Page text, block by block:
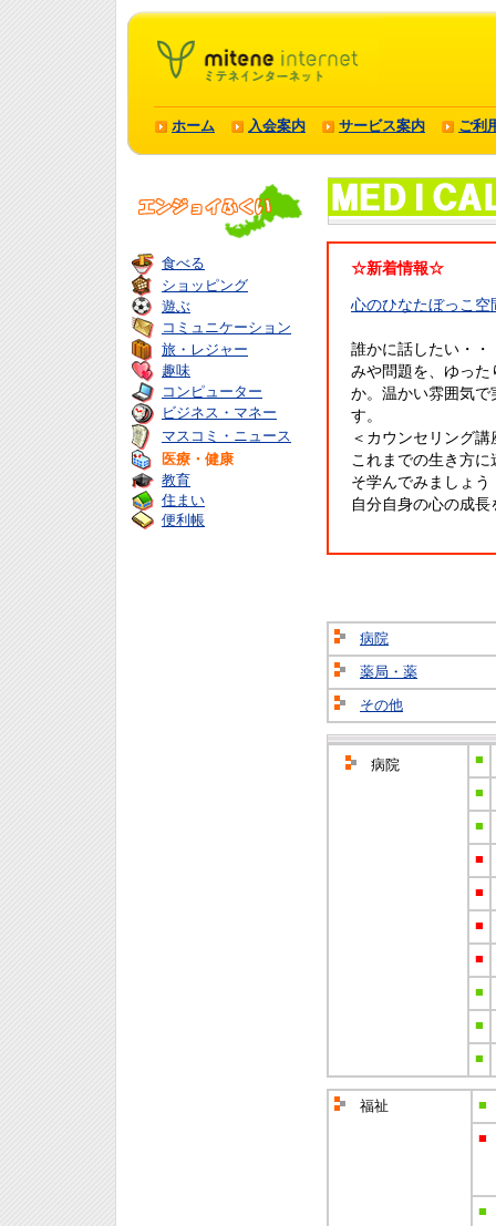
ホーム 入会案内 サービス案内 ご利
☆新着情報☆
心のひなたぼっこ
誰かに話したい・
みや問題を、ゆっ
か。温かい雰囲気
す。
＜カウンセリング講
これまでの生き方
そ学んでみましょう
自分自身の心の成
病院
薬局・薬
その他
病院
■
■
■
■
■
■
■
■
■
■
福祉
■
■
■
食べる
ショッピング
遊ぶ
コミュニケーション
旅・レジャー
趣味
コンピューター
ビジネス・マネー
マスコミ・ニュース
医療・健康
教育
住まい
便利帳